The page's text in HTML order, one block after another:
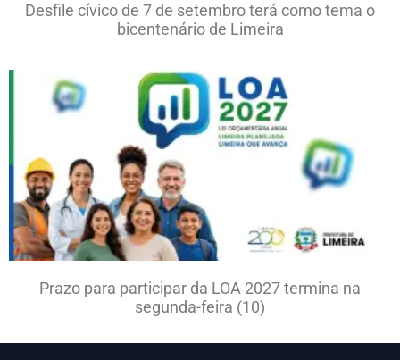
Desfile cívico de 7 de setembro terá como tema o
bicentenário de Limeira
Prazo para participar da LOA 2027 termina na
segunda-feira (10)